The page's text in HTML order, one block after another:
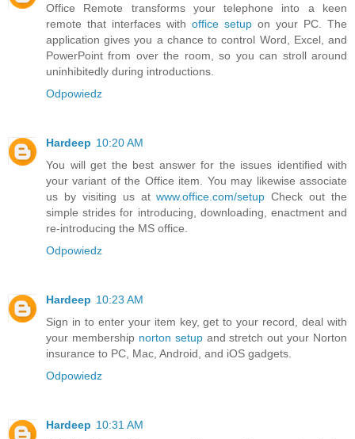
Office Remote transforms your telephone into a keen
remote that interfaces with office setup on your PC. The
application gives you a chance to control Word, Excel, and
PowerPoint from over the room, so you can stroll around
uninhibitedly during introductions.
Odpowiedz
Hardeep 10:20 AM
You will get the best answer for the issues identified with
your variant of the Office item. You may likewise associate
us by visiting us atwww.office.com/setup Check out the
simple strides for introducing, downloading, enactment and
re-introducing the MS office.
Odpowiedz
Hardeep 10:23 AM
Sign in to enter your item key, get to your record, deal with
your membership norton setupand stretch out your Norton
insurance to PC, Mac, Android, and iOS gadgets.
Odpowiedz
Hardeep 10:31 AM